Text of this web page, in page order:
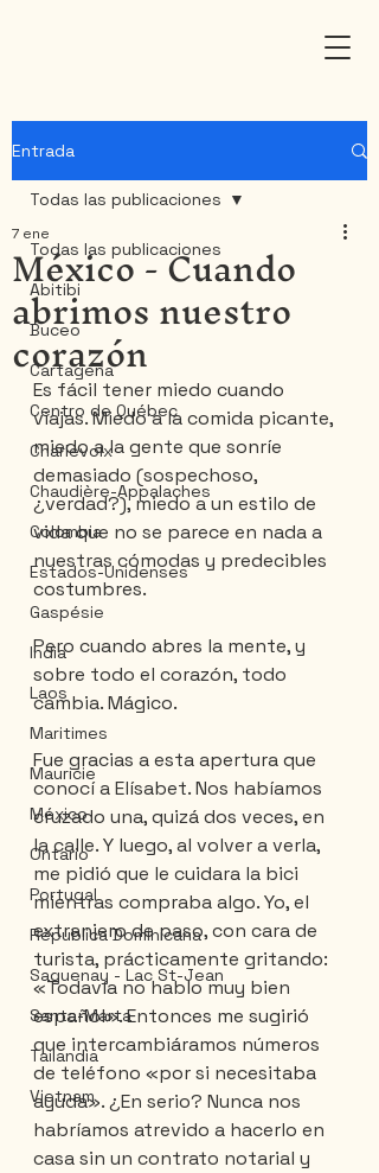
Entrada
Todas las publicaciones
Abitibi
Buceo
Cartagena
Centro de Québec
Charlevoix
Chaudière-Appalaches
Colombia
Estados-Unidenses
Gaspésie
India
Laos
Maritimes
Mauricie
México
Ontario
Portugal
Républica Dominicana
Saguenay - Lac St-Jean
Santa-Marta
Tailandia
Vietnam
Todas las publicaciones
México - Cuando
abrimos nuestro
corazón
7 ene
Es fácil tener miedo cuando
viajas. Miedo a la comida picante,
miedo a la gente que sonríe
demasiado (sospechoso,
¿verdad?), miedo a un estilo de
vida que no se parece en nada a
nuestras cómodas y predecibles
costumbres.
Pero cuando abres la mente, y
sobre todo el corazón, todo
cambia. Mágico.
Fue gracias a esta apertura que
conocí a Elísabet. Nos habíamos
cruzado una, quizá dos veces, en
la calle. Y luego, al volver a verla,
me pidió que le cuidara la bici
mientras compraba algo. Yo, el
extranjero de paso, con cara de
turista, prácticamente gritando:
«Todavía no hablo muy bien
español». Entonces me sugirió
que intercambiáramos números
de teléfono «por si necesitaba
ayuda». ¿En serio? Nunca nos
habríamos atrevido a hacerlo en
casa sin un contrato notarial y